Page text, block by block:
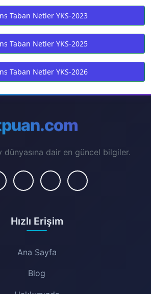
Taban Netler YKS-2023
Taban Netler YKS-2025
Taban Netler YKS-2026
dünyasına dair en güncel bilgiler.
Hızlı Erişim
Ana Sayfa
Blog